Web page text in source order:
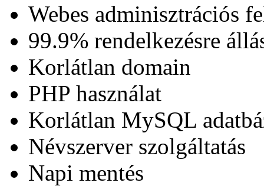
Webes adminisztrációs
99.9% rendelkezésre
Korlátlan domain
PHP használat
Korlátlan MySQL
Névszerver szolgáltatás
Napi mentés